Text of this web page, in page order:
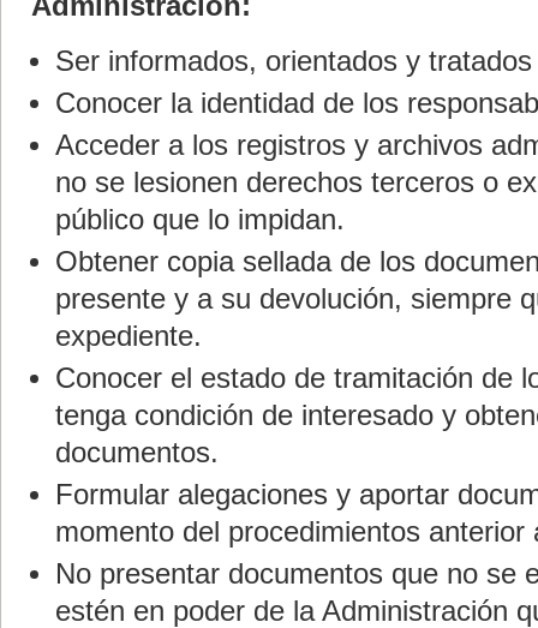
Ser informados, orientados y
Conocer la identidad de los
Acceder a los registros y archivos
no se lesionen derechos terceros o
público que lo impidan.
Obtener copia sellada de los
presente y a su devolución, siempre
expediente.
Conocer el estado de tramitación de
tenga condición de interesado y
documentos.
Formular alegaciones y aportar
momento del procedimientos anterior
No presentar documentos que no se
estén en poder de la Administración